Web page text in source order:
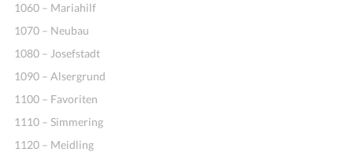
1060 – Mariahilf
1070 – Neubau
1080 – Josefstadt
1090 – Alsergrund
1100 – Favoriten
1110 – Simmering
1120 – Meidling